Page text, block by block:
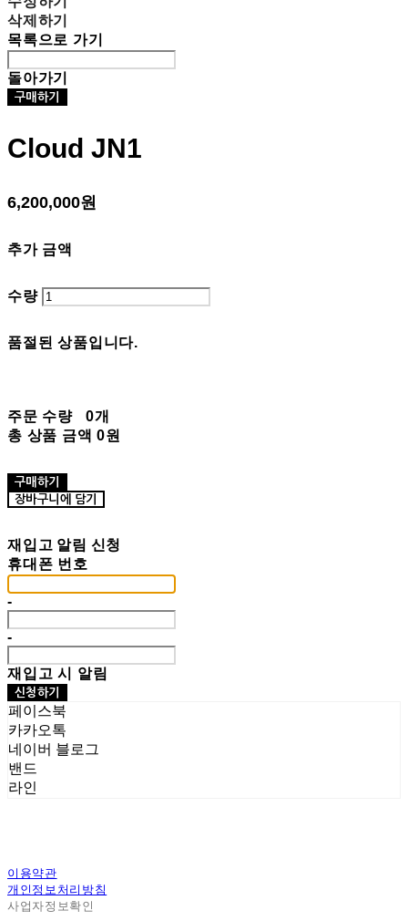
삭제하기
목록으로 가기
돌아가기
구매하기
Cloud JN1
6,200,000원
추가 금액
수량
품절된 상품입니다.
주문 수량
0개
총 상품 금액 0원
구매하기
장바구니에 담기
재입고 알림 신청
휴대폰 번호
-
-
재입고 시 알림
신청하기
페이스북
카카오톡
네이버 블로그
밴드
라인
이용약관
개인정보처리방침
사업자정보확인